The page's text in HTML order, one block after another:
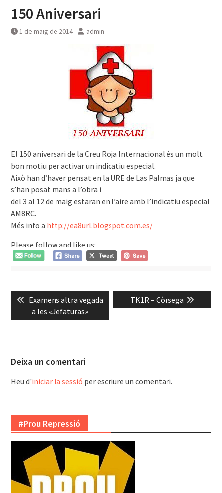
150 Aniversari
1 de maig de 2014 admin
El 150 aniversari de la Creu Roja Internacional és un molt
bon motiu per activar un indicatiu especial.
Això han d’haver pensat en la URE de Las Palmas ja que
s’han posat mans a l’obra i
del 3 al 12 de maig estaran en l’aire amb l’indicatiu especial
AM8RC.
Més info a http://ea8url.blogspot.com.es/
Please follow and like us:
d'entrades
Previous
post:
Examens altra vegada
a les «Jefaturas»
Next
post:
TK1R – Còrsega
Deixa un comentari
Heu d'iniciar la sessió per escriure un comentari.
#Prou Repressió